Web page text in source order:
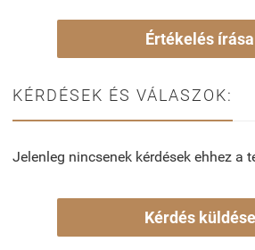
Értékelés írása
KÉRDÉSEK ÉS VÁLASZOK:
Jelenleg nincsenek kérdések ehhez a
Kérdés küldése